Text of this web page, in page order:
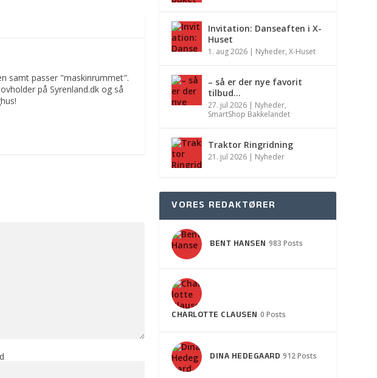
samt passer "maskinrummet".
på Syrenland.dk og så
Invitation: Danseaften i X-
Huset
1. aug 2026 | Nyheder,X-Huset
– så er der nye favorit
tilbud…
27. jul 2026 | Nyheder,
SmartShop Bakkelandet
Traktor Ringridning
21. jul 2026 | Nyheder
VORES REDAKTØRER
BENT HANSEN 983 Posts
CHARLOTTE CLAUSEN 0 Posts
DINA HEDEGAARD 912 Posts